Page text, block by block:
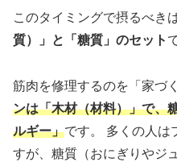
このタイミングで摂るべきは
質）」と「糖質」のセット
筋肉を修理するのを「家づ
ンは「木材（材料）」で、
ルギー」です。 多くの人は
すが、糖質（おにぎりやジ